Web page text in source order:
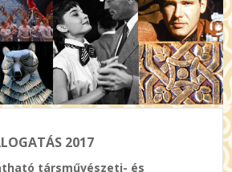
2017
társművészeti- és